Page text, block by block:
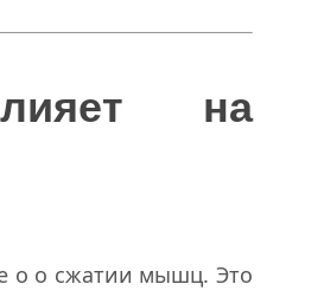
на
о о сжатии мышц. Это